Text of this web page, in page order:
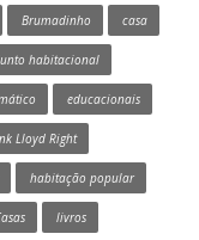
Brumadinho casa
habitacional
educacionais
Lloyd Right
habitação popular
livros